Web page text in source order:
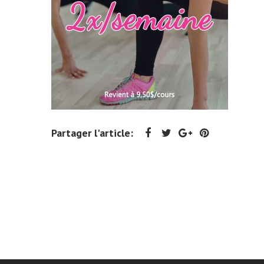
Partager l'article:
En